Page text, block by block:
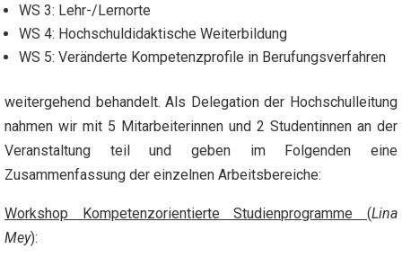
WS 3: Lehr-/Lernorte
WS 4: Hochschuldidaktische Weiterbildung
WS 5: Veränderte Kompetenzprofile in Berufungsverfahren
weitergehend behandelt. Als Delegation der Hochschulleitung
nahmen wir mit 5 Mitarbeiterinnen und 2 Studentinnen an der
Veranstaltung teil und geben im Folgenden eine
Zusammenfassung der einzelnen Arbeitsbereiche:
Workshop Kompetenzorientierte Studienprogramme (Lina
Mey):